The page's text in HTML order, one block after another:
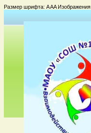
Размер шрифта: AAAИзображения